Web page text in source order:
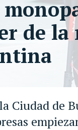
Ciudad de
de